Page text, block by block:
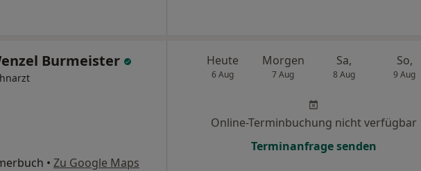
Burmeister
• Zu Google Maps
Heute
6 Aug
Morgen
7 Aug
Sa,
8 Aug
So,
9 Aug
Online-Terminbuchung nicht verfügbar
Terminanfrage senden